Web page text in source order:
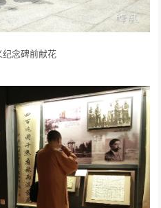
念碑前献花